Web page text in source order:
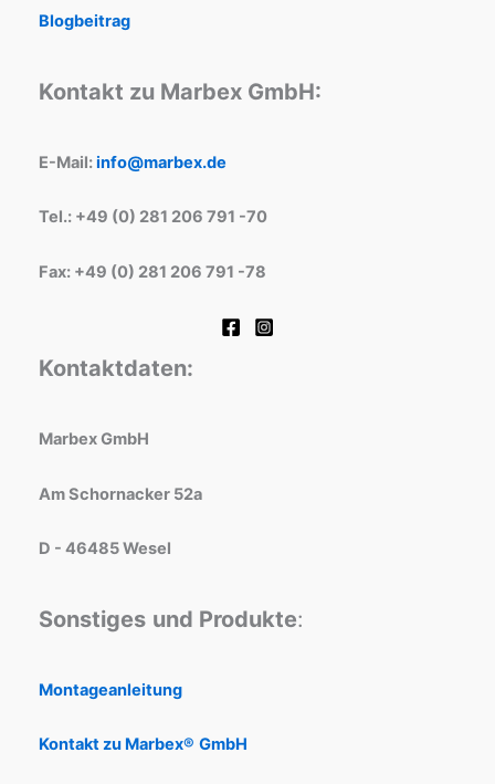
Blogbeitrag
Kontakt zu Marbex GmbH:
E-Mail:info@marbex.de
Tel.: +49 (0) 281 206 791 -70
Fax: +49 (0) 281 206 791 -78
Kontaktdaten:
Marbex GmbH
Am Schornacker 52a
D - 46485 Wesel
Sonstiges und Produkte:
Montageanleitung
Kontakt zu Marbex® GmbH